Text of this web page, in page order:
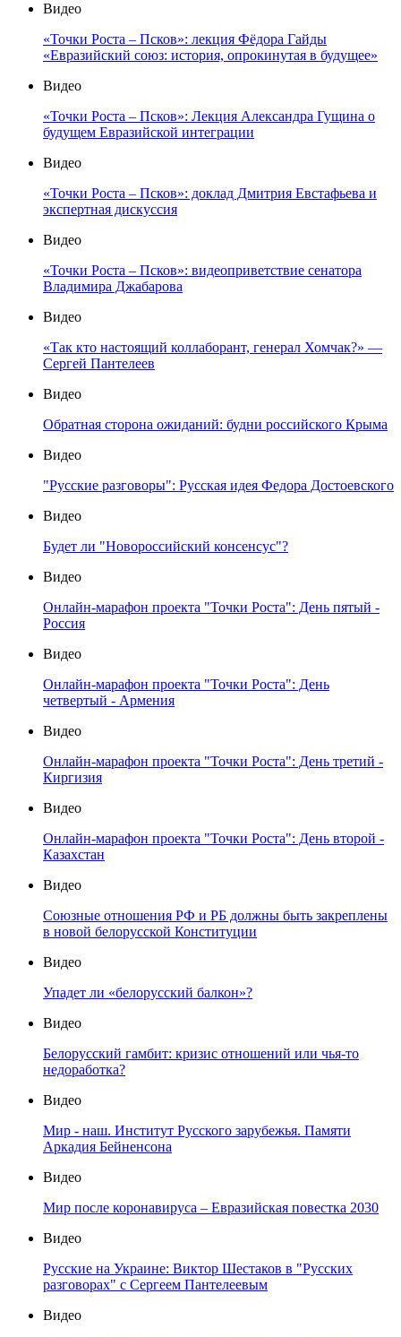
Видео
«Точки Роста – Псков»: лекция Фёдора Гайды
«Евразийский союз: история, опрокинутая в будущее»
Видео
«Точки Роста – Псков»: Лекция Александра Гущина о
будущем Евразийской интеграции
Видео
«Точки Роста – Псков»: доклад Дмитрия Евстафьева и
экспертная дискуссия
Видео
«Точки Роста – Псков»: видеоприветствие сенатора
Владимира Джабарова
Видео
«Так кто настоящий коллаборант, генерал Хомчак?» —
Сергей Пантелеев
Видео
Обратная сторона ожиданий: будни российского Крыма
Видео
"Русские разговоры": Русская идея Федора Достоевского
Видео
Будет ли "Новороссийский консенсус"?
Видео
Онлайн-марафон проекта "Точки Роста": День пятый -
Россия
Видео
Онлайн-марафон проекта "Точки Роста": День
четвертый - Армения
Видео
Онлайн-марафон проекта "Точки Роста": День третий -
Киргизия
Видео
Онлайн-марафон проекта "Точки Роста": День второй -
Казахстан
Видео
Союзные отношения РФ и РБ должны быть закреплены
в новой белорусской Конституции
Видео
Упадет ли «белорусский балкон»?
Видео
Белорусский гамбит: кризис отношений или чья-то
недоработка?
Видео
Мир - наш. Институт Русского зарубежья. Памяти
Аркадия Бейненсона
Видео
Мир после коронавируса – Евразийская повестка 2030
Видео
Русские на Украине: Виктор Шестаков в "Русских
разговорах" с Сергеем Пантелеевым
Видео